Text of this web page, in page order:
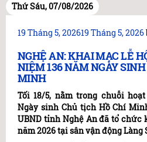
Thứ Sáu, 07/08/2026
Đăng
19 Tháng 5, 202619 Tháng 5, 2026
NGHỆ AN: KHAI MẠC LỄ
NIỆM 136 NĂM NGÀY
MINH
Tối 18/5, nằm trong chuỗi
Ngày sinh Chủ tịch Hồ Chí
UBND tỉnh Nghệ An đã tổ chức
năm 2026 tại sân vận động Làng